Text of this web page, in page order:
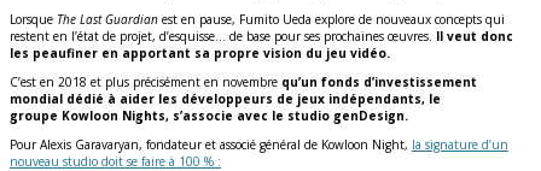
Lorsque The Last Guardian est en pause, Fumito Ueda explore de nouveaux concepts qui
restent en l’état de projet, d’esquisse… de base pour ses prochaines œuvres. Il veut donc
les peaufiner en apportant sa propre vision du jeu vidéo.
C’est en 2018 et plus précisément en novembre qu’un fonds d’investissement
mondial dédié à aider les développeurs de jeux indépendants, le
groupe Kowloon Nights, s’associe avec le studio genDesign.
Pour Alexis Garavaryan, fondateur et associé général de Kowloon Night, la signature d’un
nouveau studio doit se faire à 100 % :